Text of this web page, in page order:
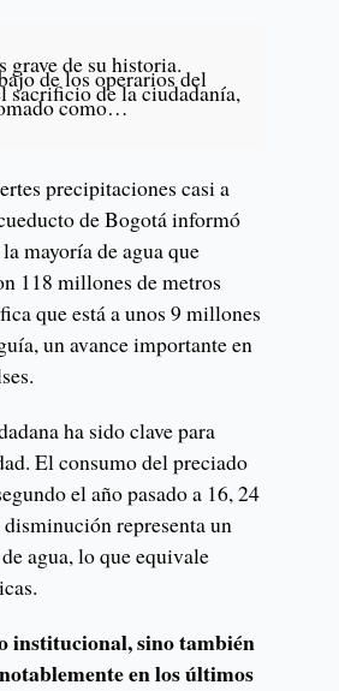
grave de su historia.
de los operarios del
sacrificio de la ciudadanía,
como…
precipitaciones casi a
de Bogotá informó
mayoría de agua que
118 millones de metros
que está a unos 9 millones
un avance importante en
ha sido clave para
El consumo del preciado
el año pasado a 16, 24
representa un
agua, lo que equivale
institucional, sino también
en los últimos